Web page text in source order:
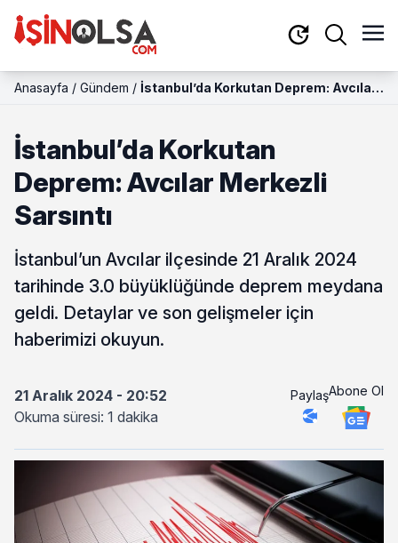
Anasayfa / Gündem / İstanbul’da Korkutan Deprem: Avcılar
İstanbul’da Korkutan
Deprem: Avcılar Merkezli
Sarsıntı
İstanbul’un Avcılar ilçesinde 21 Aralık 2024
tarihinde 3.0 büyüklüğünde deprem meydana
geldi. Detaylar ve son gelişmeler için
haberimizi okuyun.
21 Aralık 2024 - 20:52
Okuma süresi: 1 dakika
PaylaşAbone Ol